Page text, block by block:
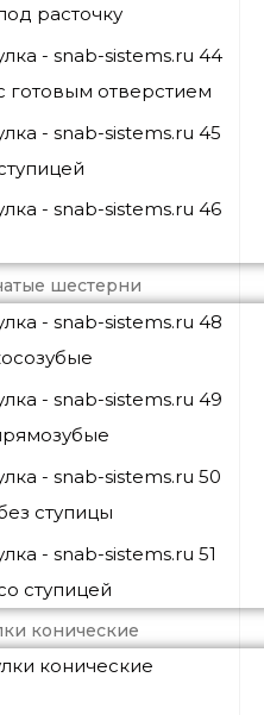
расточку
готовым отверстием
шестерни
ступицы
ступицей
конические
конические